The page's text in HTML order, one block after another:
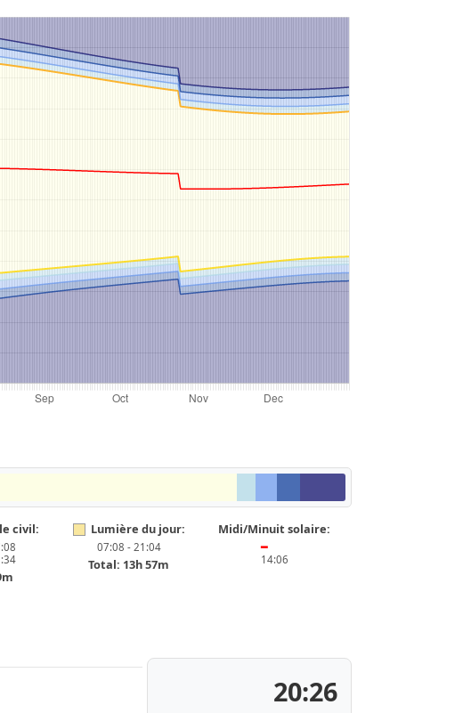
civil: Lumière du jour:
07:08 - 21:04
Total: 13h 57m
Midi/Minuit solaire:
━
14:06
20:26